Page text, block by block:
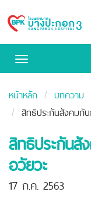
Bangpakok
Toggle
หน้าหลัก
บทความ
สิทธิประกันสังคมกั
สิทธิประกันสั
อวัยวะ
17 ก.ค. 2563